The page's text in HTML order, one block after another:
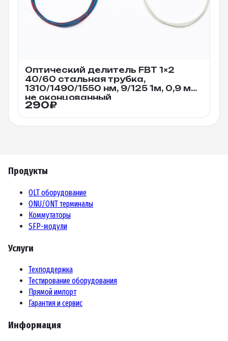
Оптический делитель FBT 1×2
40/60 стальная трубка,
1310/1490/1550 нм, 9/125 1м, 0,9 мм
не оконцованный
290₽
Продукты
OLT оборудование
ONU/ONT терминалы
Коммутаторы
SFP-модули
Услуги
Техподдержка
Тестирование оборудования
Прямой импорт
Гарантия и сервис
Информация